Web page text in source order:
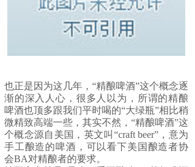
也正是因为这几年，“精酿啤酒”这个概念逐
渐的深入人心，很多人以为，所谓的精酿
啤酒也顶多跟我们平时喝的“大绿瓶”相比稍
微精致高端一些，其实不然，“精酿啤酒”这
个概念源自美国，英文叫“craft beer”，意为
手工酿造的啤酒，可以看下美国酿造者协
会BA对精酿者的要求。